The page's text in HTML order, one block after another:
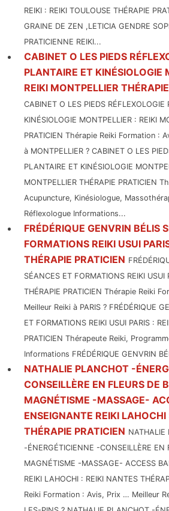
REIKI : REIKI TOULOUSE THÉRAPIE
GRAINE DE ZEN ,LETICIA GENDRE
PRATICIENNE REIKI...
CABINET O LES PIEDS
PLANTAIRE ET KINÉSIOLOGIE
REIKI MONTPELLIER
CABINET O LES PIEDS RÉFLEXOLOGIE
KINÉSIOLOGIE MONTPELLIER : REIKI
PRATICIEN Thérapie Reiki Formation :
à MONTPELLIER ? CABINET O LES
PLANTAIRE ET KINÉSIOLOGIE
MONTPELLIER THÉRAPIE PRATICIEN
Acupuncture, Kinésiologue,
Réflexologue Informations...
FRÉDÉRIQUE GENVRIN BÉLIS
FORMATIONS REIKI USUI
THÉRAPIE PRATICIEN
SÉANCES ET FORMATIONS REIKI USUI
THÉRAPIE PRATICIEN Thérapie Reiki
Meilleur Reiki à PARIS ? FRÉDÉRIQUE
ET FORMATIONS REIKI USUI PARIS :
PRATICIEN Thérapeute Reiki,
Informations FRÉDÉRIQUE GENVRIN
NATHALIE PLANCHOT -
CONSEILLÈRE EN FLEURS DE
MAGNÉTISME -MASSAGE-
ENSEIGNANTE REIKI
THÉRAPIE PRATICIEN NATHALIE
-ÉNERGÉTICIENNE -CONSEILLÈRE EN
MAGNÉTISME -MASSAGE- ACCESS
REIKI LAHOCHI : REIKI NANTES
Reiki Formation : Avis, Prix … Meilleur